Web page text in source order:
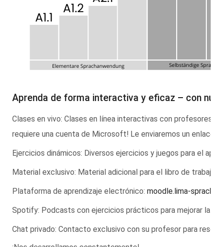
Aprenda de forma interactiva y eficaz – con
Clases en vivo: Clases en línea interactivas con
requiere una cuenta de Microsoft! Le enviaremos un
Ejercicios dinámicos: Diversos ejercicios y juegos para el
Material exclusivo: Material adicional para el libro de
Plataforma de aprendizaje electrónico: moodle.lima-
Spotify: Podcasts con ejercicios prácticos para mejorar la
Chat privado: Contacto exclusivo con su profesor para